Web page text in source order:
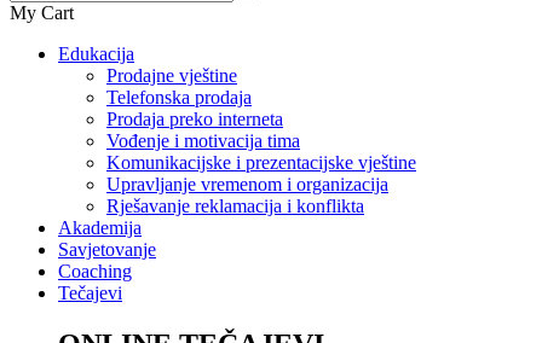
My Cart
Edukacija
Prodajne vještine
Telefonska prodaja
Prodaja preko interneta
Vođenje i motivacija tima
Komunikacijske i prezentacijske vještine
Upravljanje vremenom i organizacija
Rješavanje reklamacija i konflikta
Akademija
Savjetovanje
Coaching
Tečajevi